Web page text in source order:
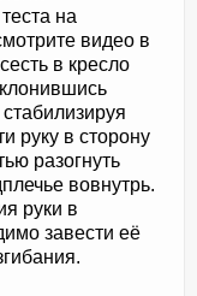
на
видео в
в кресло
руку в сторону
разогнуть
вовнутрь.
руки в
завести её